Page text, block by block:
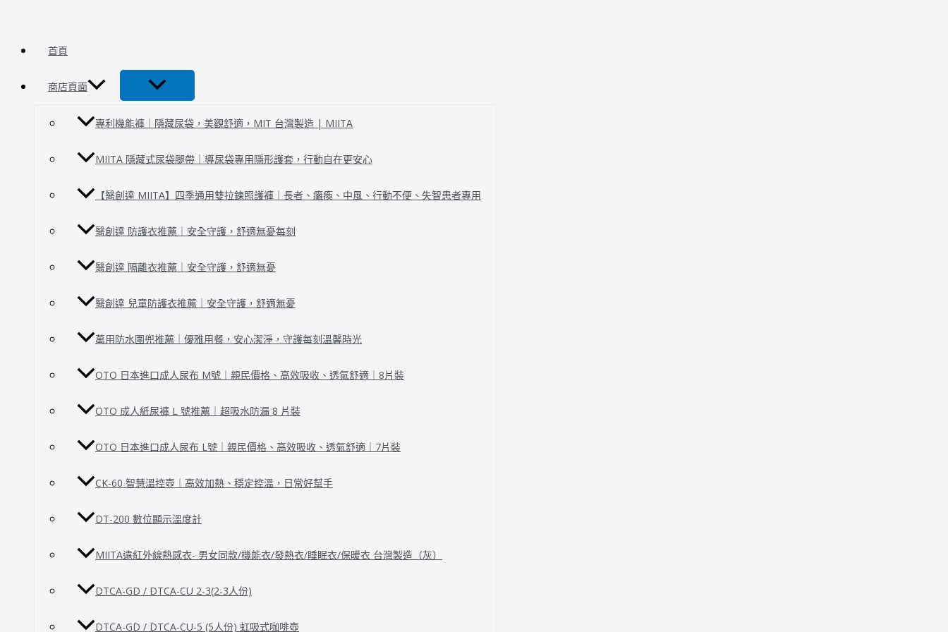
首頁
商店頁面
專利機能褲｜隱藏尿袋，美觀舒適，MIT 台灣製造 | MIITA
MIITA 隱藏式尿袋腿帶｜導尿袋專用隱形護套，行動自在更安心
【醫創達 MIITA】四季通用雙拉鍊照護褲｜長者、癱瘓、中風、行動不便、失智患者專用
醫創達 防護衣推薦｜安全守護，舒適無憂每刻
醫創達 隔離衣推薦｜安全守護，舒適無憂
醫創達 兒童防護衣推薦｜安全守護，舒適無憂
萬用防水圍兜推薦｜優雅用餐，安心潔淨，守護每刻溫馨時光
OTO 日本進口成人尿布 M號｜親民價格、高效吸收、透氣舒適｜8片裝
OTO 成人紙尿褲 L 號推薦｜超吸水防漏 8 片裝
OTO 日本進口成人尿布 L號｜親民價格、高效吸收、透氣舒適｜7片裝
CK-60 智慧溫控壺｜高效加熱、穩定控溫，日常好幫手
DT-200 數位顯示溫度計
MIITA遠紅外線熱感衣- 男女同款/機能衣/發熱衣/睡眠衣/保暖衣 台灣製造（灰）
DTCA-GD / DTCA-CU 2-3(2-3人份)
DTCA-GD / DTCA-CU-5 (5人份) 虹吸式咖啡壺